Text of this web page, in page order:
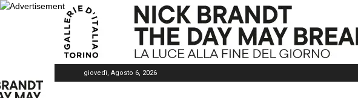
giovedì, Agosto 6, 2026